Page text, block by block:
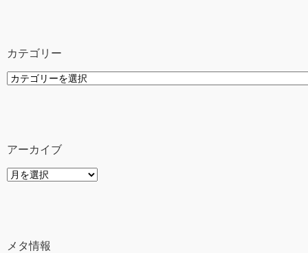
カテゴリー
カ
アーカイブ
ア
メタ情報